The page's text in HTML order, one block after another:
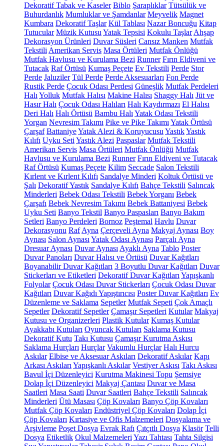
Dekoratif Tabak ve Kaseler Biblo Şaraplıklar Tütsülük ve
Buhurdanlık Mumluklar ve Şamdanlar Meyvelik Magnet
Kumbara Dekoratif Taşlar Kül Tablası Nazar Boncuğu Kitap
Tutucular Müzik Kutusu Yatak Tepsisi Kokulu Taşlar Ahşap
Dekorasyon Ürünleri Duvar Süsleri Cansız Manken Mutfak
Tekstili Amerikan Servis Masa Örtüleri Mutfak Önlüğü
Mutfak Havlusu ve Kurulama Bezi Runner Fırın Eldiveni ve
Tutacak Raf Örtüsü Kumaş Peçete Ev Tekstili Perde Stor
Perde Jaluziler Tül Perde Perde Aksesuarları Fon Perde
Rustik Perde Çocuk Odası Perdesi Güneşlik Mutfak Perdeleri
Halı Yolluk Mutfak Halısı Makine Halısı Shaggy Halı Jüt ve
Hasır Halı Çocuk Odası Halıları Halı Kaydırmazı El Halısı
Deri Halı Halı Örtüsü Bambu Halı Yatak Odası Tekstili
Yorgan Nevresim Takımı Pike ve Pike Takımı Yatak Örtüsü
Çarşaf BattaniyeYatak Alezi & Koruyucusu YastıkYastık
Kılıfı Uyku Seti Yastık Alezi Paspaslar Mutfak Tekstili
Amerikan Servis Masa Örtüleri Mutfak Önlüğü Mutfak
Havlusu ve Kurulama Bezi Runner Fırın Eldiveni ve Tutacak
Raf Örtüsü Kumaş Peçete Kilim Seccade Salon Tekstili
Kırlent ve Kırlent Kılıfı Sandalye Minderi Koltuk Örtüsü ve
Şalı Dekoratif Yastık Sandalye Kılıfı Bahçe Tekstili Salıncak
Minderleri Bebek Odası Tekstili Bebek Yorganı Bebek
Çarşafı Bebek Nevresim Takımı Bebek Battaniyesi Bebek
Uyku Seti Banyo Tekstil Banyo Paspasları Banyo Bakım
Setleri Banyo Perdeleri Bornoz Peştemal Havlu Duvar
Dekorasyonu Raf Ayna Çerçeveli Ayna Makyaj Aynası Boy
Aynası Salon Aynası Yatak Odası Aynası Parçalı Ayna
Dresuar Aynası Duvar Aynası Ayaklı Ayna Tablo Poster
Duvar Panoları Duvar Halısı ve Örtüsü Duvar Kağıtları
Boyanabilir Duvar Kağıtları 3 Boyutlu Duvar Kağıtları Duvar
Stickerları ve Etiketleri Dekoratif Duvar Kağıtları Yapışkanlı
Folyolar Çocuk Odası Duvar Stickerları Çocuk Odası Duvar
Kağıtları Duvar Kağıdı Yapıştırıcısı Poster Duvar Kağıtları Ev
Düzenleme ve Saklama Sepetler Mutfak Sepeti Çok Amaçlı
Sepetler Dekoratif Sepetler Çamaşır Sepetleri Kutular Makyaj
Kutusu ve Organizerleri Plastik Kutular Kumaş Kutular
Ayakkabı Kutuları Oyuncak Kutuları Saklama Kutusu
Dekoratif Kutu Takı Kutusu Çamaşır Kurutma Askısı
Saklama Hurçları Hurçlar Vakumlu Hurçlar Halı Hurcu
Askılar Elbise ve Aksesuar Askıları Dekoratif Askılar Kapı
Arkası Askıları Yapışkanlı Askılar Vestiyer Askısı Takı Askısı
Bavul İçi Düzenleyici Kurutma Makinesi Topu Şemsiye
Dolap İçi Düzenleyici Makyaj Çantası Duvar ve Masa
Saatleri Masa Saati Duvar Saatleri Bahçe Tekstili Salıncak
Minderleri Ütü Masası Çöp Kovaları Banyo Çöp Kovaları
Mutfak Çöp Kovaları Endüstriyel Çöp Kovaları Dolap İçi
Çöp Kovaları Kırtasiye ve Ofis Malzemeleri Dosyalama ve
Arşivleme Poşet Dosya Evrak Rafı Çıtçıtlı Dosya Klasör Telli
Dosya Etiketlik Okul Malzemeleri Yazı Tahtası Tahta Silgisi